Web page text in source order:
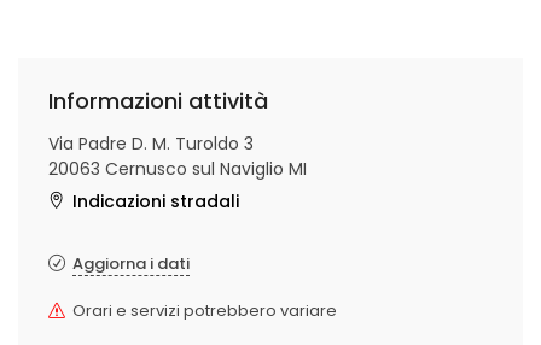
Informazioni attività
Via Padre D. M. Turoldo 3
20063 Cernusco sul Naviglio MI
Indicazioni stradali
Aggiorna i dati
Orari e servizi potrebbero variare